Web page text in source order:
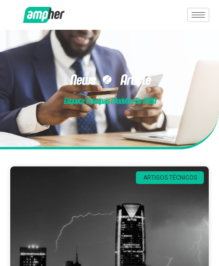
News & Article
Etiqueta: Principais Modelos De SPDA
ARTIGOS TÉCNICOS